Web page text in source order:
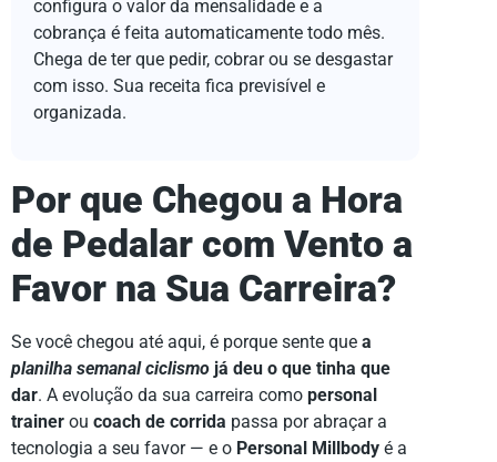
configura o valor da mensalidade e a
cobrança é feita automaticamente todo mês.
Chega de ter que pedir, cobrar ou se desgastar
com isso. Sua receita fica previsível e
organizada.
Por que Chegou a Hora
de Pedalar com Vento a
Favor na Sua Carreira?
Se você chegou até aqui, é porque sente que a
planilha semanal ciclismo já deu o que tinha que
dar. A evolução da sua carreira como personal
trainer ou coach de corrida passa por abraçar a
tecnologia a seu favor — e o Personal Millbody é a